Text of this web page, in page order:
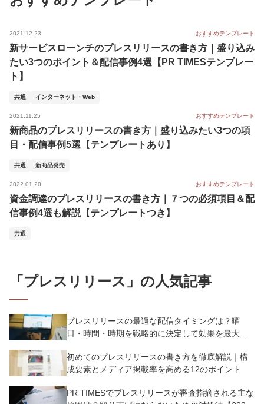
2021.12.23 おすすめテンプレート
新サービスローンチのプレスリリースの書き方｜盛り込み
たい3つのポイント＆配信事例4選【PR TIMESテンプレー
ト】
共通 インターネット・Web
2021.11.25 おすすめテンプレート
新商品のプレスリリースの書き方｜盛り込みたい3つの項
目・配信事例5選【テンプレートあり】
共通 新商品発売
2022.01.20 おすすめテンプレート
資金調達のプレスリリースの書き方｜７つの必須項目＆配
信事例4選も解説【テンプレートつき】
共通
「 プレスリリース 」の人気記事
プレスリリースの最適な配信タイミングは？曜
日・時間・時期を戦略的に決定して効果を最大化
初めてのプレスリリースの書き方を徹底解説｜構
成要素とメディア掲載率を高める12のポイント
PR TIMESでプレスリリースが審査指摘される主な